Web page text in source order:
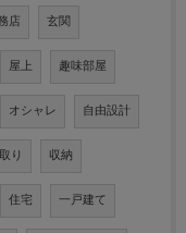
店 玄関
屋上 趣味部屋
オシャレ 自由設計
り 収納
住宅 一戸建て